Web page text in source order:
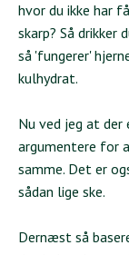
hvor du ikke har
skarp? Så
så 'fungerer'
kulhydrat.
Nu ved jeg at
argumentere for
samme. Det er
sådan lige ske.
Dernæst så